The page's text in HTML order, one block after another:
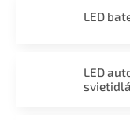
LED
LED
svietidlá